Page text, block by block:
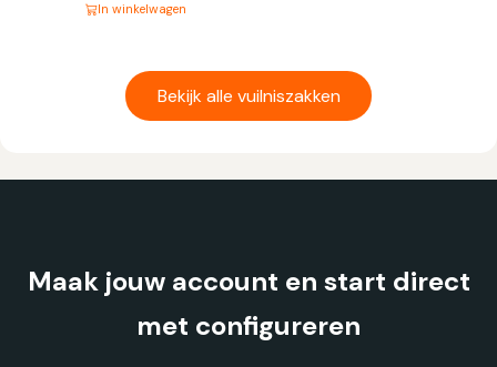
In winkelwagen
Deze
worden
Bekijk alle vuilniszakken
Maak jouw account en start direct
met configureren